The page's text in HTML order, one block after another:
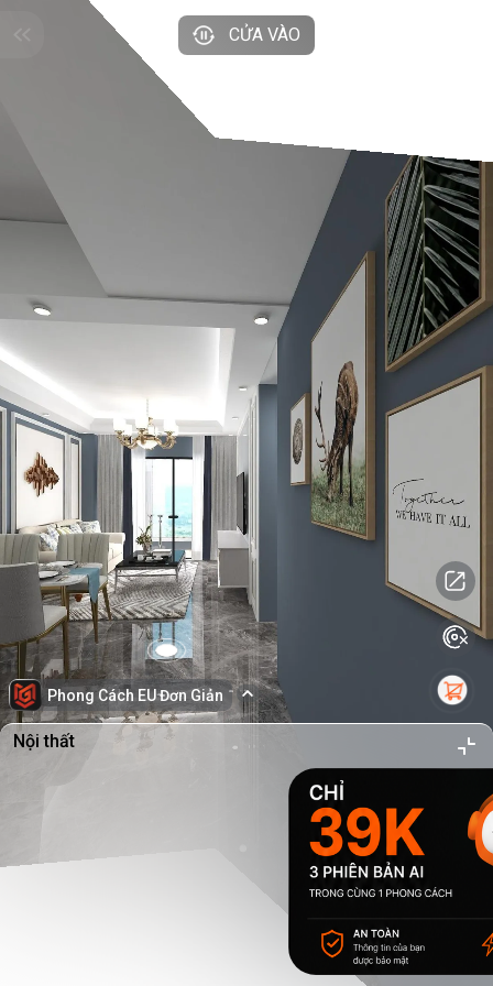
CỬA VÀO
Phong Cách EU Đơn Giản
Nội thất